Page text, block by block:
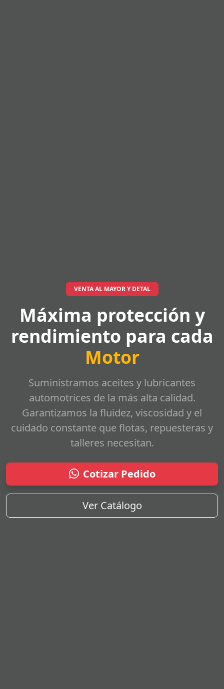
VENTA AL MAYOR Y DETAL
Máxima protección y
rendimiento para cada
Motor
Suministramos aceites y lubricantes
automotrices de la más alta calidad.
Garantizamos la fluidez, viscosidad y el
cuidado constante que flotas, repuesteras y
talleres necesitan.
Cotizar Pedido
Ver Catálogo